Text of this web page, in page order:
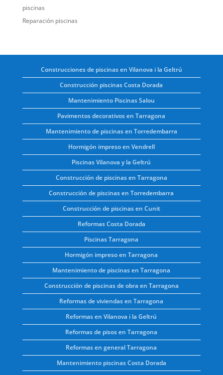
piscinas
Reparación piscinas
Construcciones de piscinas en Vilanova i la Geltrú
Construcción piscinas Costa Dorada
Mantenimiento Piscinas Salou
Pavimentos decorativos en Tarragona
Mantenimiento de piscinas en Torredembarra
Hormigón impreso en Vendrell
Piscinas Vilanova y la Geltrú
Construcción de piscinas en Tarragona
Construcción de piscinas en Torredembarra
Construcción de piscinas en Cunit
Reformas Costa Dorada
Piscinas Tarragona
Hormigón impreso en Tarragona
Mantenimiento de piscinas en Tarragona
Construcción de piscinas de obra en Tarragona
Reformas de viviendas en Tarragona
Reformas en Vilanova i la Geltrú
Reformas de pisos en Tarragona
Reformas en general Tarragona
Mantenimiento piscinas Costa Dorada